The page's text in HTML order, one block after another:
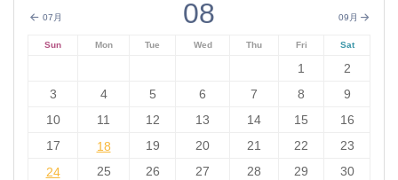
07月 09月
08
Sun Mon Tue Wed Thu Fri Sat
1
2
3
4 5 6 7 8
9
10
11 12 13 14 15
16
17
18
18 19 20 21 22
23
24
24 25 26 27 28 29
30